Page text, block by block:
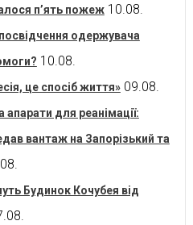
п’ять пожеж 10.08.
одержувача
10.08.
це спосіб життя» 09.08.
апарати для реанімації:
вантаж на Запорізький та
Будинок Кочубея від